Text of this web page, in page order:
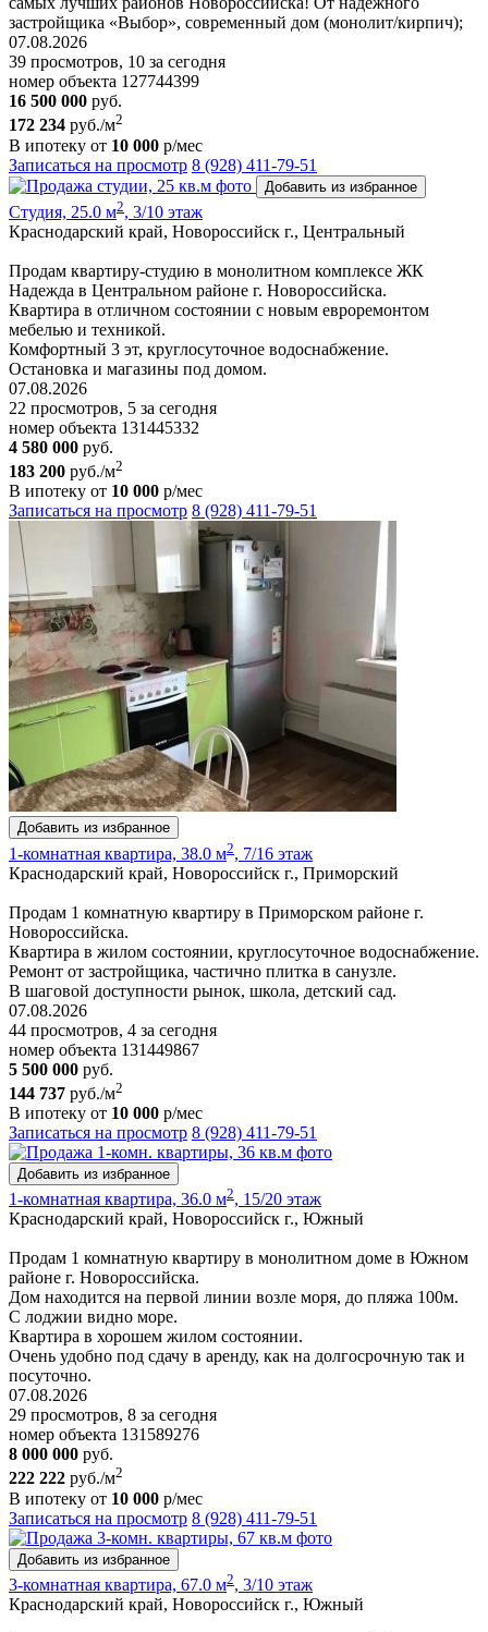
застройщика «Выбор», современный дом (монолит/кирпич);
07.08.2026
39 просмотров, 10 за сегодня
номер объекта 127744399
16 500 000 руб.
172 234 руб./м2
В ипотеку от 10 000 р/мес
Записаться на просмотр 8 (928) 411-79-51
Добавить из избранное
Студия, 25.0 м2, 3/10 этаж
Краснодарский край, Новороссийск г., Центральный
Продам квартиру-студию в монолитном комплексе ЖК
Надежда в Центральном районе г. Новороссийска.
Квартира в отличном состоянии с новым евроремонтом
мебелью и техникой.
Комфортный 3 эт, круглосуточное водоснабжение.
Остановка и магазины под домом.
07.08.2026
22 просмотров, 5 за сегодня
номер объекта 131445332
4 580 000 руб.
183 200 руб./м2
В ипотеку от 10 000 р/мес
Записаться на просмотр 8 (928) 411-79-51
Добавить из избранное
1-комнатная квартира, 38.0 м2, 7/16 этаж
Краснодарский край, Новороссийск г., Приморский
Продам 1 комнатную квартиру в Приморском районе г.
Новороссийска.
Квартира в жилом состоянии, круглосуточное водоснабжение.
Ремонт от застройщика, частично плитка в санузле.
В шаговой доступности рынок, школа, детский сад.
07.08.2026
44 просмотров, 4 за сегодня
номер объекта 131449867
5 500 000 руб.
144 737 руб./м2
В ипотеку от 10 000 р/мес
Записаться на просмотр 8 (928) 411-79-51
Добавить из избранное
1-комнатная квартира, 36.0 м2, 15/20 этаж
Краснодарский край, Новороссийск г., Южный
Продам 1 комнатную квартиру в монолитном доме в Южном
районе г. Новороссийска.
Дом находится на первой линии возле моря, до пляжа 100м.
С лоджии видно море.
Квартира в хорошем жилом состоянии.
Очень удобно под сдачу в аренду, как на долгосрочную так и
посуточно.
07.08.2026
29 просмотров, 8 за сегодня
номер объекта 131589276
8 000 000 руб.
222 222 руб./м2
В ипотеку от 10 000 р/мес
Записаться на просмотр 8 (928) 411-79-51
Добавить из избранное
3-комнатная квартира, 67.0 м2, 3/10 этаж
Краснодарский край, Новороссийск г., Южный